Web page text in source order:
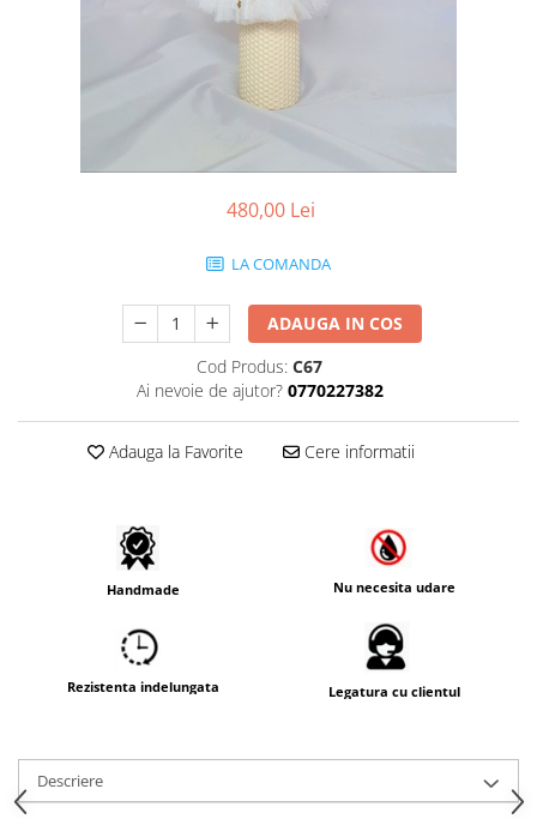
480,00 Lei
LA COMANDA
ADAUGA IN COS
Cod Produs: C67
Ai nevoie de ajutor? 0770227382
Adauga la Favorite Cere informatii
Handmade Nu necesita udare
Rezistenta indelungata Legatura cu clientul
Descriere